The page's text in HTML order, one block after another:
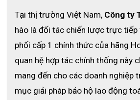
Tại thị trường Việt Nam, Công ty
hào là đối tác chiến lược trực tiếp
phối cấp 1 chính thức của hãng
quan hệ hợp tác chính thống này
mang đến cho các doanh nghiệp
mục giải pháp bảo hộ lao động